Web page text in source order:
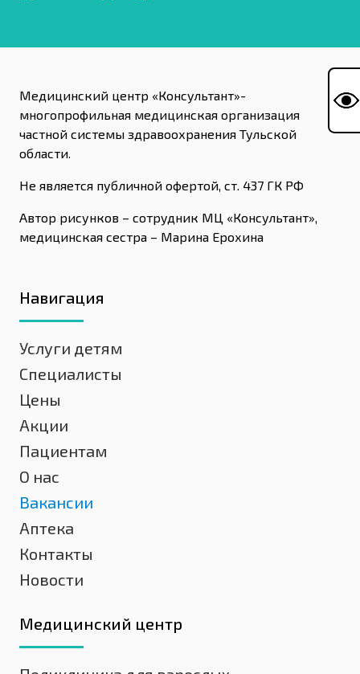
Медицинский центр «Консультант»-
многопрофильная медицинская организация
частной системы здравоохранения Тульской
области.
Не является публичной офертой, ст. 437 ГК РФ
Автор рисунков – сотрудник МЦ «Консультант»,
медицинская сестра – Марина Ерохина
Навигация
Услуги детям
Специалисты
Цены
Акции
Пациентам
О нас
Вакансии
Аптека
Контакты
Новости
Медицинский центр